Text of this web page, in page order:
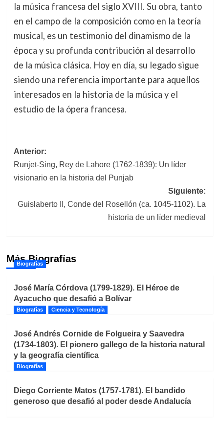
la música francesa del siglo XVIII. Su obra, tanto
en el campo de la composición como en la teoría
musical, es un testimonio del dinamismo de la
época y su profunda contribución al desarrollo
de la música clásica. Hoy en día, su legado sigue
siendo una referencia importante para aquellos
interesados en la historia de la música y el
estudio de la ópera francesa.
Navegación
de
Anterior:
Runjet-Sing, Rey de Lahore (1762-1839): Un líder
visionario en la historia del Punjab
Siguiente:
Guislaberto II, Conde del Rosellón (ca. 1045-1102). La
historia de un líder medieval
Más Biografías
Biografías
José María Córdova (1799-1829). El Héroe de
Ayacucho que desafió a Bolívar
Biografías Ciencia y Tecnología
José Andrés Cornide de Folgueira y Saavedra
(1734-1803). El pionero gallego de la historia natural
y la geografía científica
Biografías
Diego Corriente Matos (1757-1781). El bandido
generoso que desafió al poder desde Andalucía